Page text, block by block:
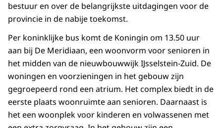
bestuur en over de belangrijkste uitdagingen voor de
provincie in de nabije toekomst.
Per koninklijke bus komt de Koningin om 13.50 uur
aan bij De Meridiaan, een woonvorm voor senioren in
het midden van de nieuwbouwwijk IJsselstein-Zuid. De
woningen en voorzieningen in het gebouw zijn
gegroepeerd rond een atrium. Het complex biedt in de
eerste plaats woonruimte aan senioren. Daarnaast is
het een woonplek voor kinderen en volwassenen met